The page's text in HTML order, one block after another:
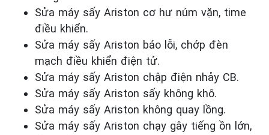
Sửa máy sấy Ariston cơ hư núm vặn, time
điều khiển.
Sửa máy sấy Ariston báo lỗi, chớp đèn
mạch điều khiển điện tử.
Sửa máy sấy Ariston chập điện nhảy CB.
Sửa máy sấy Ariston sấy không khô.
Sửa máy sấy Ariston không quay lồng.
Sửa máy sấy Ariston chạy gây tiếng ồn lớn,